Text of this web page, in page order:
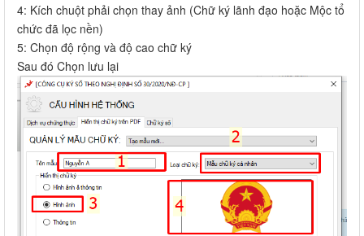
4: Kích chuột phải chọn thay ảnh (Chữ ký lãnh đạo hoặc Mộc tổ
chức đã lọc nền)
5: Chọn độ rộng và độ cao chữ ký
Sau đó Chọn lưu lại